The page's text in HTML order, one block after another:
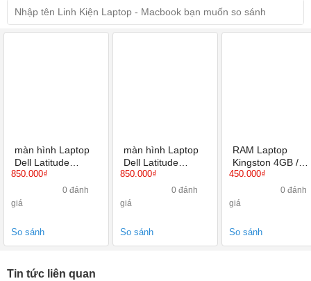
màn hình Laptop
Dell Latitude
E5450 14 inch HD,
HD+, Full HD, Full
HD IPS
850.000₫
0 đánh
giá
So sánh
màn hình Laptop
Dell Latitude
E6440 14 inch HD,
HD+, Full HD, Full
HD IPS
850.000₫
0 đánh
giá
So sánh
RAM Laptop
Kingston 4GB /
PC3L BUS 1600 /
450.000₫
0 đánh
giá
So sánh
Tin tức liên quan